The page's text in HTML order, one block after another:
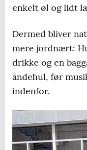
enkelt øl og lidt
Dermed bliver
mere jordnært:
drikke og en
åndehul, før
indenfor.